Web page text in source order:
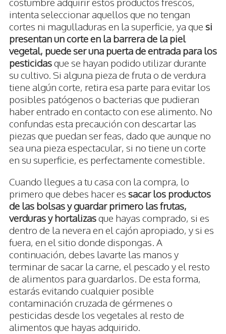
intenta seleccionar aquellos que no tengan
cortes ni magulladuras en la superficie, ya que si
presentan un corte en la barrera de la piel
vegetal, puede ser una puerta de entrada para los
pesticidasque se hayan podido utilizar durante
su cultivo. Si alguna pieza de fruta o de verdura
tiene algún corte, retira esa parte para evitar los
posibles patógenos o bacterias que pudieran
haber entrado en contacto con ese alimento. No
confundas esta precaución con descartar las
piezas que puedan ser feas, dado que aunque no
sea una pieza espectacular, si no tiene un corte
en su superficie, es perfectamente comestible.
Cuando llegues a tu casa con la compra, lo
primero que debes hacer es sacar los productos
de las bolsas y guardar primero las frutas,
verduras y hortalizasque hayas comprado, si es
dentro de la nevera en el cajón apropiado, y si es
fuera, en el sitio donde dispongas. A
continuación, debes lavarte las manos y
terminar de sacar la carne, el pescado y el resto
de alimentos para guardarlos. De esta forma,
estarás evitando cualquier posible
contaminación cruzada de gérmenes o
pesticidas desde los vegetales al resto de
alimentos que hayas adquirido.